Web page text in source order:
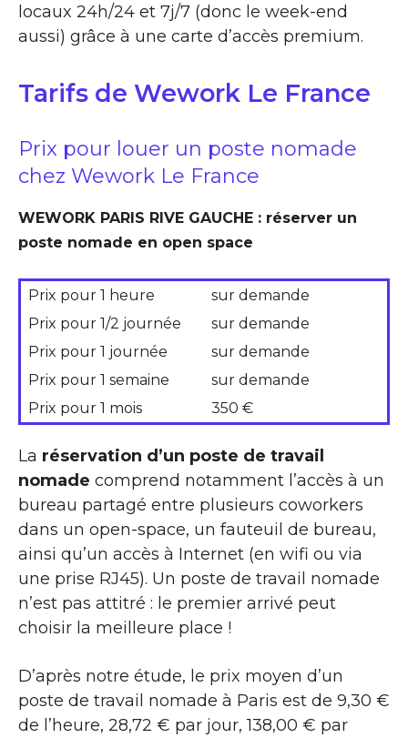
locaux 24h/24 et 7j/7 (donc le week-end
aussi) grâce à une carte d’accès premium.
Tarifs de Wework Le France
Prix pour louer un poste nomade
chez Wework Le France
WEWORK PARIS RIVE GAUCHE : réserver un
poste nomade en open space
Prix pour 1 heure
sur demande
Prix pour 1/2 journée
sur demande
Prix pour 1 journée
sur demande
Prix pour 1 semaine
sur demande
Prix pour 1 mois
350 €
La réservation d’un poste de travail
nomade comprend notamment l’accès à un
bureau partagé entre plusieurs coworkers
dans un open-space, un fauteuil de bureau,
ainsi qu’un accès à Internet (en wifi ou via
une prise RJ45). Un poste de travail nomade
n’est pas attitré : le premier arrivé peut
choisir la meilleure place !
D’après notre étude, le prix moyen d’un
poste de travail nomade à Paris est de 9,30 €
de l’heure, 28,72 € par jour, 138,00 € par